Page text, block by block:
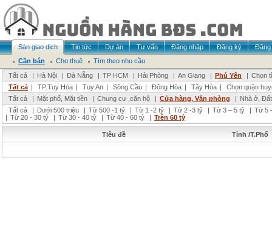
Sàn giao dịch Tin tức Dự án Tư vấn Đăng nhập Đăng ký
Đăng
Cần bán
Cho thuê
Tìm theo nhu cầu
Tất cả
| Hà Nội | Đà Nẵng | TP HCM | Hải Phòng | An Giang | Phú Yên | Chọn
Tất cả | TP.Tuy Hòa | Tuy An | Sông Cầu | Đông Hòa | Tây Hòa |
Chọn quận
Tất cả
| Mặt phố, Mặt tiền | Chung cư ,căn hộ | Cửa hàng, Văn phòng | Nhà ở,
Tất cả
| Dưới 500 triệu | Từ 500 -1 tỷ | Từ 1 -2 tỷ | Từ 2 -3 tỷ | Từ 3 – 5 tỷ | Từ 5
| Từ 20 - 30 tỷ | Từ 30 - 40 tỷ | Từ 40 - 60 tỷ | Trên 60 tỷ
Tiêu đề Tỉnh /T.Phố